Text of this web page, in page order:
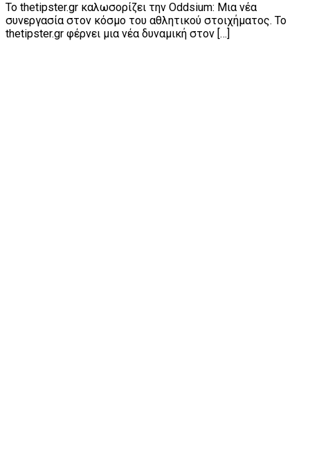
Το thetipster.gr καλωσορίζει την Oddsium: Μια νέα
συνεργασία στον κόσμο του αθλητικού στοιχήματος. Το
thetipster.gr φέρνει μια νέα δυναμική στον […]